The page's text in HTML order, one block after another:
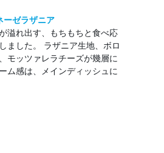
ーゼラザニア
溢れ出す、もちもちと食べ応
ました。 ラザニア生地、ボロ
モッツァレラチーズが幾層に
ム感は、メインディッシュに